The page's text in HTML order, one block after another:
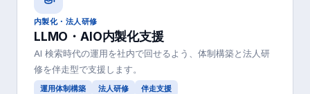
内製化・法人研修
LLMO・AIO内製化支援
AI 検索時代の運用を社内で回せるよう、体制構築と法人研
修を伴走型で支援します。
運用体制構築 法人研修 伴走支援